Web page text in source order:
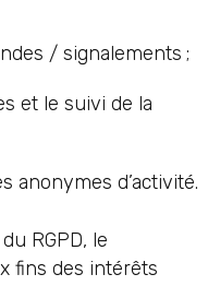
/ signalements ;
et le suivi de la
anonymes d’activité.
RGPD, le
fins des intérêts